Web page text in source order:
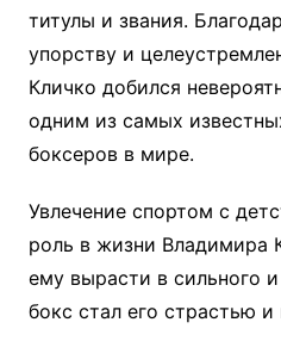
титулы и звания.
упорству и
Кличко добился
одним из самых
боксеров в мире.
Увлечение спортом с
роль в жизни Владимира
ему вырасти в сильного
бокс стал его страстью